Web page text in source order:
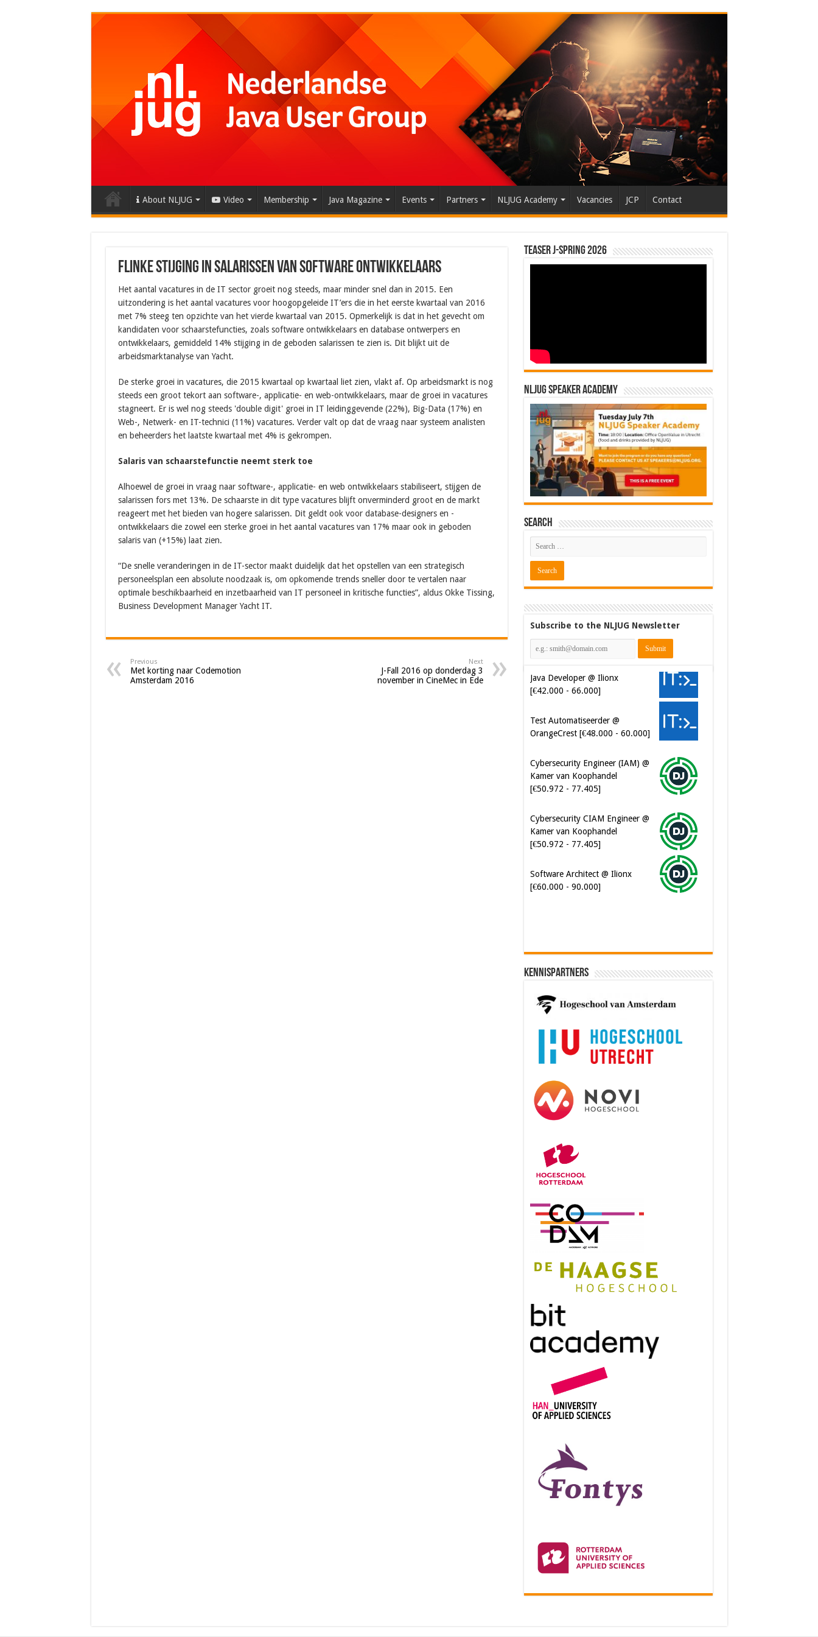
About NLJUG Video Membership Java Magazine Events Partners NLJUG Academy Vacancies JCP Contact
Flinke stijging in salarissen van software ontwikkelaars
Het aantal vacatures in de IT sector groeit nog steeds, maar minder snel dan in 2015. Een
uitzondering is het aantal vacatures voor hoogopgeleide IT’ers die in het eerste kwartaal van 2016
met 7% steeg ten opzichte van het vierde kwartaal van 2015. Opmerkelijk is dat in het gevecht om
kandidaten voor schaarstefuncties, zoals software ontwikkelaars en database ontwerpers en
ontwikkelaars, gemiddeld 14% stijging in de geboden salarissen te zien is. Dit blijkt uit de
arbeidsmarktanalyse van Yacht.
De sterke groei in vacatures, die 2015 kwartaal op kwartaal liet zien, vlakt af. Op arbeidsmarkt is nog
steeds een groot tekort aan software-, applicatie- en web-ontwikkelaars, maar de groei in vacatures
stagneert. Er is wel nog steeds 'double digit' groei in IT leidinggevende (22%), Big-Data (17%) en
Web-, Netwerk- en IT-technici (11%) vacatures. Verder valt op dat de vraag naar systeem analisten
en beheerders het laatste kwartaal met 4% is gekrompen.
Salaris van schaarstefunctie neemt sterk toe
Alhoewel de groei in vraag naar software-, applicatie- en web ontwikkelaars stabiliseert, stijgen de
salarissen fors met 13%. De schaarste in dit type vacatures blijft onverminderd groot en de markt
reageert met het bieden van hogere salarissen. Dit geldt ook voor database-designers en -
ontwikkelaars die zowel een sterke groei in het aantal vacatures van 17% maar ook in geboden
salaris van (+15%) laat zien.
“De snelle veranderingen in de IT-sector maakt duidelijk dat het opstellen van een strategisch
personeelsplan een absolute noodzaak is, om opkomende trends sneller door te vertalen naar
optimale beschikbaarheid en inzetbaarheid van IT personeel in kritische functies”, aldus Okke Tissing,
Business Development Manager Yacht IT.
Previous
Met korting naar Codemotion
Amsterdam 2016
Next
J-Fall 2016 op donderdag 3
november in CineMec in Ede
Teaser J-Spring 2026
NLJUG Speaker Academy
Search
Subscribe to the NLJUG Newsletter
Java Developer @ Ilionx
[€42.000 - 66.000]
Test Automatiseerder @
OrangeCrest [€48.000 - 60.000]
Cybersecurity Engineer (IAM) @
Kamer van Koophandel
[€50.972 - 77.405]
Cybersecurity CIAM Engineer @
Kamer van Koophandel
[€50.972 - 77.405]
Software Architect @ Ilionx
[€60.000 - 90.000]
Kennispartners